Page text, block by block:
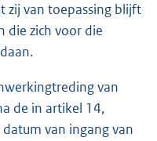
zij van toepassing blijft
die zich voor die
van
de in artikel 14,
van ingang van